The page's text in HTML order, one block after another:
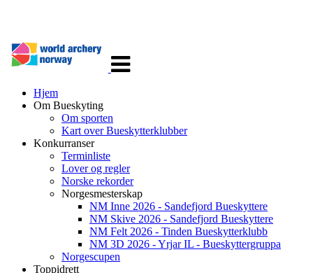
navigasjon
Hjem
Om Bueskyting
Om sporten
Kart over Bueskytterklubber
Konkurranser
Terminliste
Lover og regler
Norske rekorder
Norgesmesterskap
NM Inne 2026 - Sandefjord Bueskyttere
NM Skive 2026 - Sandefjord Bueskyttere
NM Felt 2026 - Tinden Bueskytterklubb
NM 3D 2026 - Yrjar IL - Bueskyttergruppa
Norgescupen
Toppidrett